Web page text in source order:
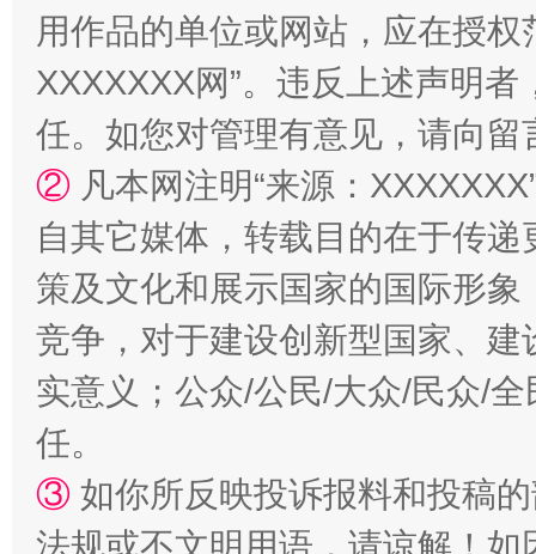
用作品的单位或网站，应在授
XXXXXXX网”。违反上述声明
任。如您对管理有意见，请向
② 凡本网注明“来源：
自其它媒体，转载目的在于传
策及文化和展示国家的国际形
竞争，对于建设创新型国家、
实意义；公众/公民/大众/民众/
任。
③ 如你所反映投诉报料和投稿
法规或不文明用语，请谅解！